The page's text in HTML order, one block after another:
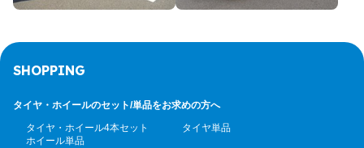
SHOPPING
タイヤ・ホイールのセット/単品をお求めの方へ
タイヤ・ホイール4本セット
タイヤ単品
ホイール単品